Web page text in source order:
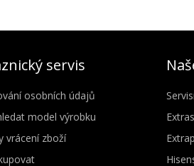
servis
osobních údajů
model výrobku
vrácení zboží